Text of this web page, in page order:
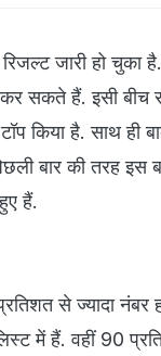
जारी हो चुका
सकते हैं. इसी बीच
किया है. साथ ही
बार की तरह इस
हैं.
से ज्यादा नंबर
में हैं. वहीं 90